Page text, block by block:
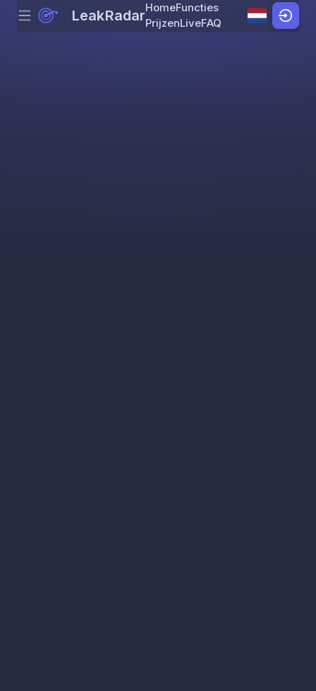
Skip to content
Menu LeakRadarHomeFuncties
PrijzenLiveFAQ